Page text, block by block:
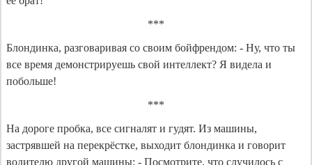
***
Блондинка, разговаривая со своим бойфрендом: - Ну, что ты
все время демонстрируешь свой интеллект? Я видела и
побольше!
***
На дороге пробка, все сигналят и гудят. Из машины,
застрявшей на перекрёстке, выходит блондинка и говорит
водителю другой машины: - Посмотрите, что случилось с